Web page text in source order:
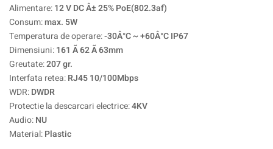
Alimentare:12 V DC Â± 25% PoE(802.3af)
Consum:max. 5W
Temperatura de operare:-30Â°C ~ +60Â°C IP67
Dimensiuni:161 Ã 62 Ã 63mm
Greutate:207 gr.
Interfata retea:RJ45 10/100Mbps
WDR:DWDR
Protectie la descarcari electrice:4KV
Audio:NU
Material:Plastic